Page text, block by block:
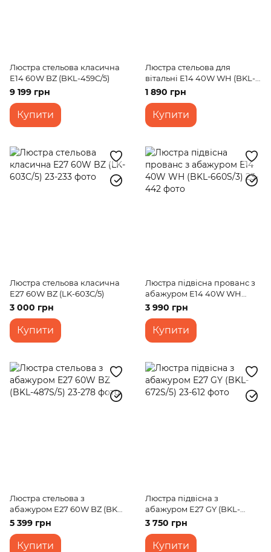
Люстра стельова класична
E14 60W BZ (BKL-459C/5)
9 199 грн
Купити
Люстра стельова для
вітальні E14 40W WH (BKL-
489S/3)
1 890 грн
Купити
Люстра стельова класична
E27 60W BZ (LK-603C/5)
3 000 грн
Купити
Люстра підвісна прованс з
абажуром E14 40W WH
(BKL-660S/3)
3 990 грн
Купити
Люстра стельова з
абажуром E27 60W BZ (BKL-
487S/5)
5 399 грн
Купити
Люстра підвісна з
абажуром E27 GY (BKL-
672S/5)
3 750 грн
Купити